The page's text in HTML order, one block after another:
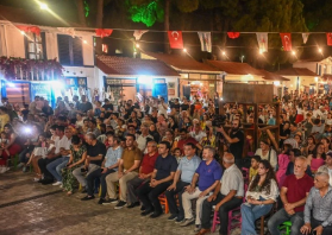
SPOR
SAĞLIK
YAŞAM
KÜLTÜR SANAT